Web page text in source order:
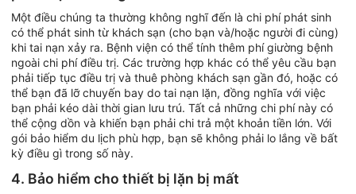
Một điều chúng ta thường không nghĩ đến là chi phí phát sinh
có thể phát sinh từ khách sạn (cho bạn và/hoặc người đi cùng)
khi tai nạn xảy ra. Bệnh viện có thể tính thêm phí giường bệnh
ngoài chi phí điều trị. Các trường hợp khác có thể yêu cầu bạn
phải tiếp tục điều trị và thuê phòng khách sạn gần đó, hoặc có
thể bạn đã lỡ chuyến bay do tai nạn lặn, đồng nghĩa với việc
bạn phải kéo dài thời gian lưu trú. Tất cả những chi phí này có
thể cộng dồn và khiến bạn phải chi trả một khoản tiền lớn. Với
gói bảo hiểm du lịch phù hợp, bạn sẽ không phải lo lắng về bất
kỳ điều gì trong số này.
4. Bảo hiểm cho thiết bị lặn bị mất